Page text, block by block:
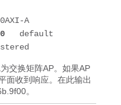
AP345D.A8B2.48D4  3      C9130AXI-A
   default
交换矩阵AP。如果AP
面收到响应。在此输出
。